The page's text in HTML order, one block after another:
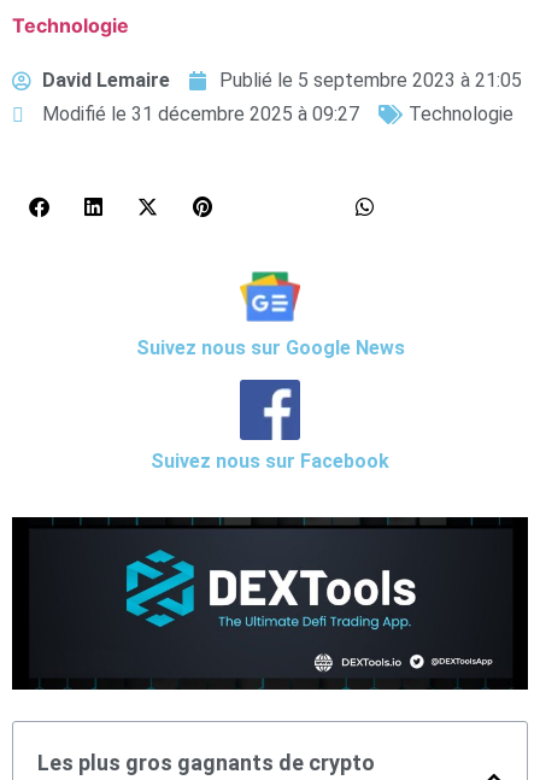
Technologie
David Lemaire Publié le 5 septembre 2023 à 21:05
Modifié le 31 décembre 2025 à 09:27
Technologie
Suivez nous sur Google News
Suivez nous sur Facebook
Les plus gros gagnants de crypto